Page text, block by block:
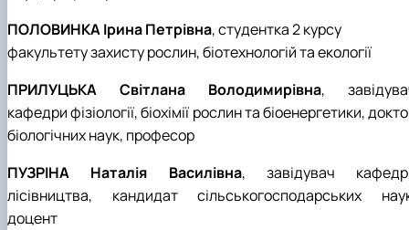
ПОЛОВИНКА Ірина Петрівна, студентка 2 курсу
факультету захисту рослин, біотехнологій та екології
ПРИЛУЦЬКА Світлана Володимирівна,
кафедри фізіології, біохімії рослин та біоенергетики,
біологічних наук, професор
ПУЗРІНА Наталія Василівна, завідувач
лісівництва, кандидат сільськогосподарських
доцент